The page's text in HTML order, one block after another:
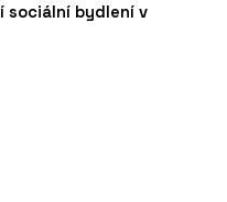
sociální bydlení v